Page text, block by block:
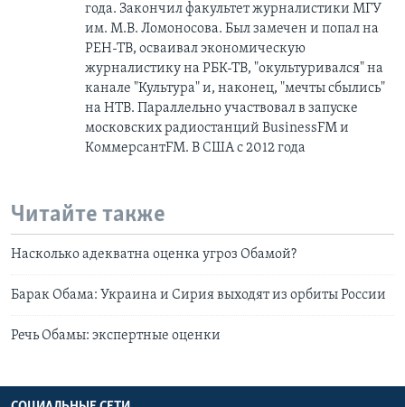
года. Закончил факультет журналистики МГУ
им. М.В. Ломоносова. Был замечен и попал на
РЕН-ТВ, осваивал экономическую
журналистику на РБК-ТВ, "окультуривался" на
канале "Культура" и, наконец, "мечты сбылись"
на НТВ. Параллельно участвовал в запуске
московских радиостанций BusinessFM и
КоммерсантFM. В США с 2012 года
Читайте также
Насколько адекватна оценка угроз Обамой?
Барак Обама: Украина и Сирия выходят из орбиты России
Речь Обамы: экспертные оценки